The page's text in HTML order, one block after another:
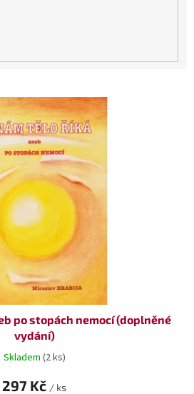
po stopách nemocí (doplněné
vydání)
Skladem (2 ks)
297 Kč / ks